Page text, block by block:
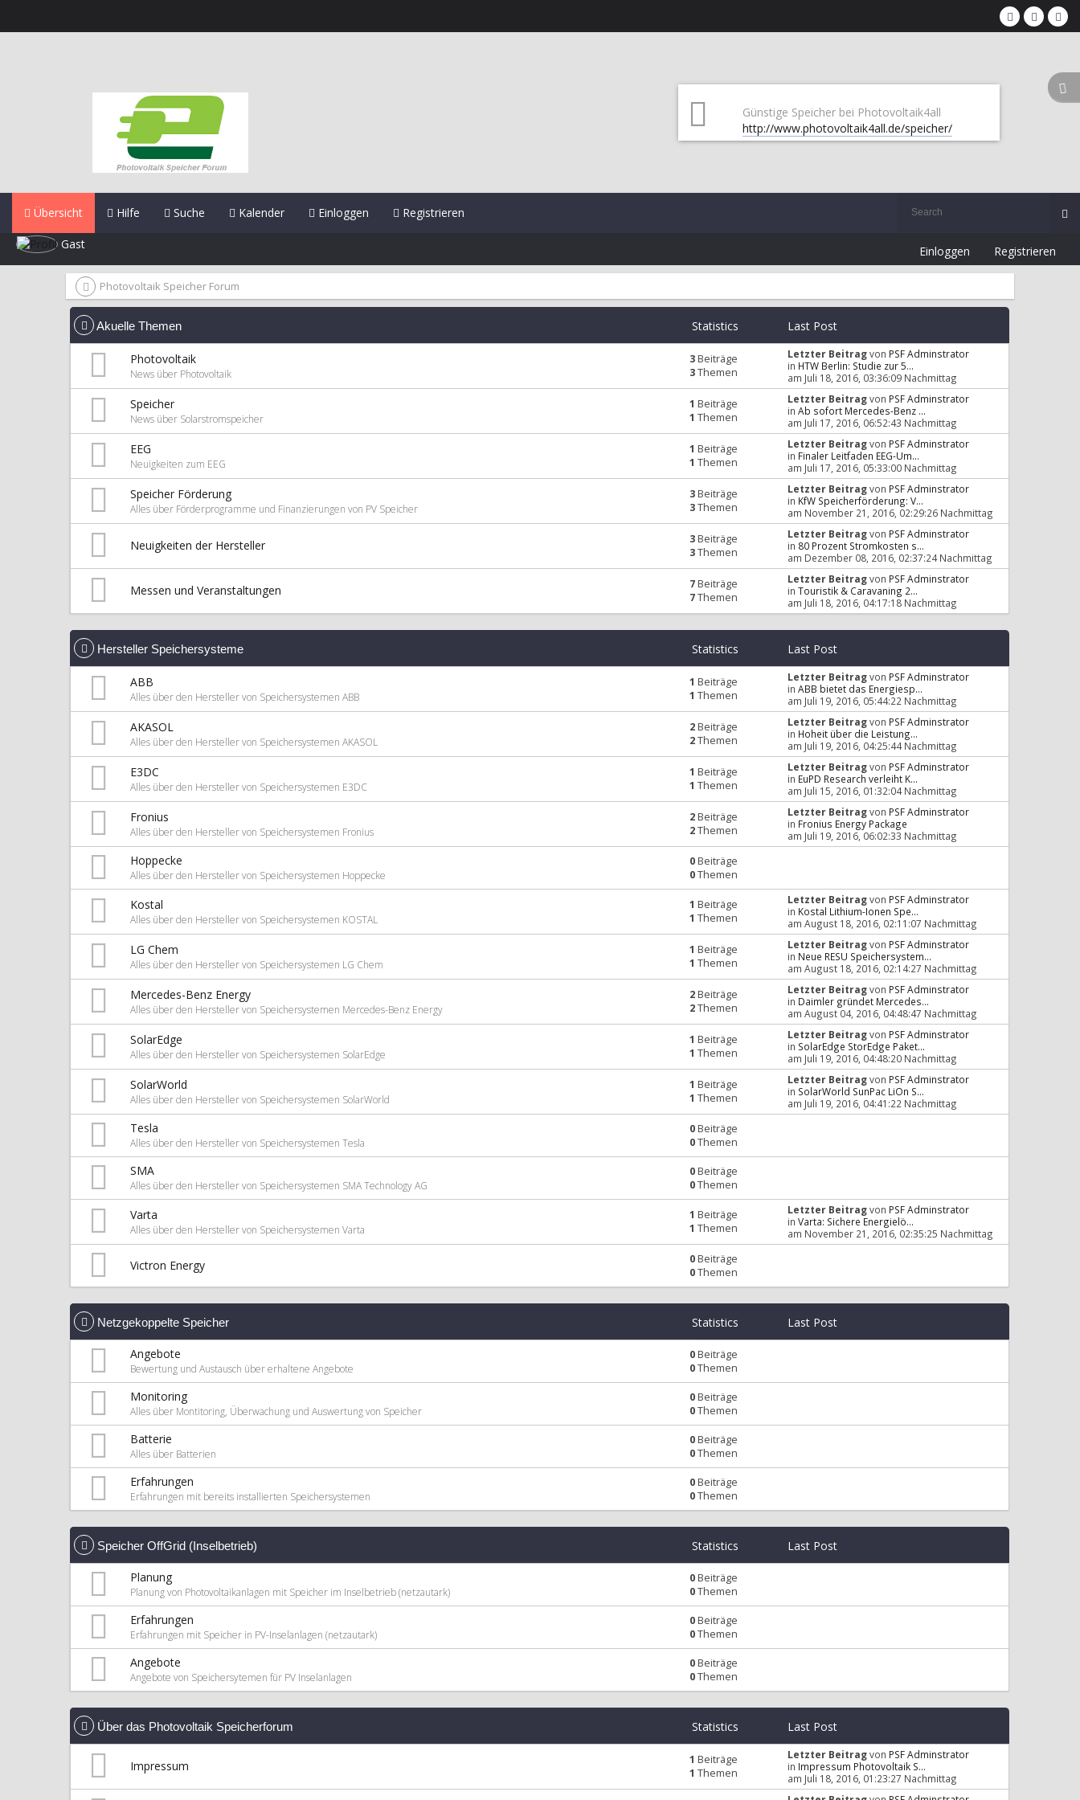
Günstige Speicher bei Photovoltaik4all
http://www.photovoltaik4all.de/speicher/
Übersicht Hilfe Suche Kalender Einloggen Registrieren
Gast Einloggen Registrieren
Photovoltaik Speicher Forum
Akuelle Themen Statistics Last Post
Photovoltaik
News über Photovoltaik
3Beiträge
3Themen
Letzter Beitragvon PSF Adminstrator
in HTW Berlin: Studie zur 5...
am Juli 18, 2016, 03:36:09 Nachmittag
Speicher
News über Solarstromspeicher
1 Beiträge
1 Themen
Letzter Beitragvon PSF Adminstrator
inAb sofort Mercedes-Benz ...
am Juli 17, 2016, 06:52:43 Nachmittag
EEG
Neuigkeiten zum EEG
1 Beiträge
1 Themen
Letzter Beitragvon PSF Adminstrator
in Finaler Leitfaden EEG-Um...
am Juli 17, 2016, 05:33:00 Nachmittag
Speicher Förderung
Alles über Förderprogramme und Finanzierungen von PV Speicher
3Beiträge
3Themen
Letzter Beitragvon PSF Adminstrator
in KfW Speicherförderung: V...
am November 21, 2016, 02:29:26 Nachmittag
Neuigkeiten der Hersteller 3Beiträge
3Themen
Letzter Beitragvon PSF Adminstrator
in 80 Prozent Stromkosten s...
am Dezember 08, 2016, 02:37:24 Nachmittag
Messen und Veranstaltungen 7Beiträge
7Themen
Letzter Beitragvon PSF Adminstrator
inTouristik & Caravaning 2...
am Juli 18, 2016, 04:17:18 Nachmittag
Hersteller Speichersysteme Statistics Last Post
ABB
Alles über den Hersteller von Speichersystemen ABB
1 Beiträge
1 Themen
Letzter Beitragvon PSF Adminstrator
inABB bietet das Energiesp...
am Juli 19, 2016, 05:44:22 Nachmittag
AKASOL
Alles über den Hersteller von Speichersystemen AKASOL
2Beiträge
2Themen
Letzter Beitragvon PSF Adminstrator
in Hoheit über die Leistung...
am Juli 19, 2016, 04:25:44 Nachmittag
E3DC
Alles über den Hersteller von Speichersystemen E3DC
1 Beiträge
1 Themen
Letzter Beitragvon PSF Adminstrator
in EuPD Research verleiht K...
am Juli 15, 2016, 01:32:04 Nachmittag
Fronius
Alles über den Hersteller von Speichersystemen Fronius
2Beiträge
2Themen
Letzter Beitragvon PSF Adminstrator
in Fronius Energy Package
am Juli 19, 2016, 06:02:33 Nachmittag
Hoppecke
Alles über den Hersteller von Speichersystemen Hoppecke
0Beiträge
0Themen
Kostal
Alles über den Hersteller von Speichersystemen KOSTAL
1 Beiträge
1 Themen
Letzter Beitragvon PSF Adminstrator
in Kostal Lithium-Ionen Spe...
am August 18, 2016, 02:11:07 Nachmittag
LG Chem
Alles über den Hersteller von Speichersystemen LG Chem
1 Beiträge
1 Themen
Letzter Beitragvon PSF Adminstrator
in Neue RESU Speichersystem...
am August 18, 2016, 02:14:27 Nachmittag
Mercedes-Benz Energy
Alles über den Hersteller von Speichersystemen Mercedes-Benz Energy
2Beiträge
2Themen
Letzter Beitragvon PSF Adminstrator
in Daimler gründet Mercedes...
am August 04, 2016, 04:48:47 Nachmittag
SolarEdge
Alles über den Hersteller von Speichersystemen SolarEdge
1 Beiträge
1 Themen
Letzter Beitragvon PSF Adminstrator
in SolarEdge StorEdge Paket...
am Juli 19, 2016, 04:48:20 Nachmittag
SolarWorld
Alles über den Hersteller von Speichersystemen SolarWorld
1 Beiträge
1 Themen
Letzter Beitragvon PSF Adminstrator
in SolarWorld SunPac LiOn S...
am Juli 19, 2016, 04:41:22 Nachmittag
Tesla
Alles über den Hersteller von Speichersystemen Tesla
0Beiträge
0Themen
SMA
Alles über den Hersteller von Speichersystemen SMA Technology AG
0Beiträge
0Themen
Varta
Alles über den Hersteller von Speichersystemen Varta
1 Beiträge
1 Themen
Letzter Beitragvon PSF Adminstrator
inVarta: Sichere Energielö...
am November 21, 2016, 02:35:25 Nachmittag
Victron Energy 0Beiträge
0Themen
Netzgekoppelte Speicher Statistics Last Post
Angebote
Bewertung und Austausch über erhaltene Angebote
0Beiträge
0Themen
Monitoring
Alles über Montitoring, Überwachung und Auswertung von Speicher
0Beiträge
0Themen
Batterie
Alles über Batterien
0Beiträge
0Themen
Erfahrungen
Erfahrungen mit bereits installierten Speichersystemen
0Beiträge
0Themen
Speicher OffGrid (Inselbetrieb) Statistics Last Post
Planung
Planung von Photovoltaikanlagen mit Speicher im Inselbetrieb (netzautark)
0Beiträge
0Themen
Erfahrungen
Erfahrungen mit Speicher in PV-Inselanlagen (netzautark)
0Beiträge
0Themen
Angebote
Angebote von Speichersytemen für PV Inselanlagen
0Beiträge
0Themen
Über das Photovoltaik Speicherforum Statistics Last Post
Impressum 1 Beiträge
1 Themen
Letzter Beitragvon PSF Adminstrator
in Impressum Photovoltaik S...
am Juli 18, 2016, 01:23:27 Nachmittag